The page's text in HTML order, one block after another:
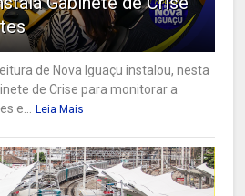
de Nova Iguaçu instalou, nesta
de Crise para monitorar a
e...
Leia Mais